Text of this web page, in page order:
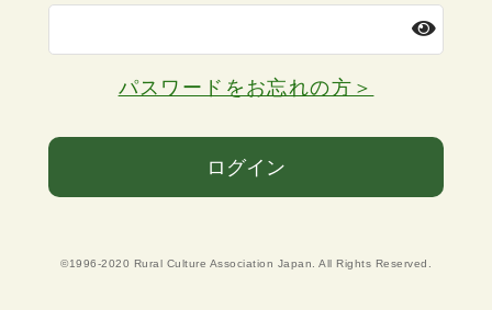
パスワードをお忘れの方＞
ログイン
©1996-2020 Rural Culture Association Japan. All Rights Reserved.